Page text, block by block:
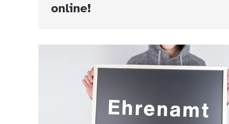
online!